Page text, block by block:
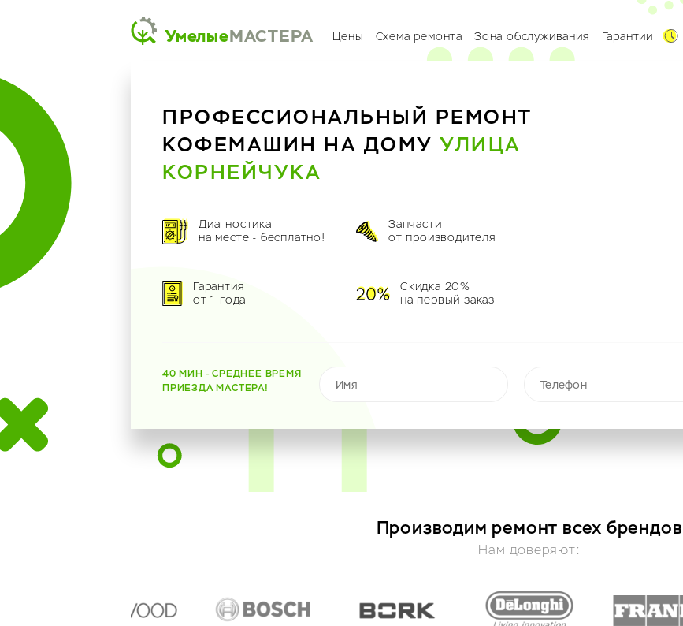
УмелыеМАСТЕРА Цены Схема ремонта Зона обслуживания Гарантии
ПРОФЕССИОНАЛЬНЫЙ РЕМОНТ
КОФЕМАШИН НА ДОМУ УЛИЦА
КОРНЕЙЧУКА
Диагностика
на месте - бесплатно!
Запчасти
от производителя
Гарантия
от 1 года
Скидка 20%
на первый заказ
40 МИН - СРЕДНЕЕ ВРЕМЯ
ПРИЕЗДА МАСТЕРА!
Производим ремонт всех брендов
Нам доверяют: